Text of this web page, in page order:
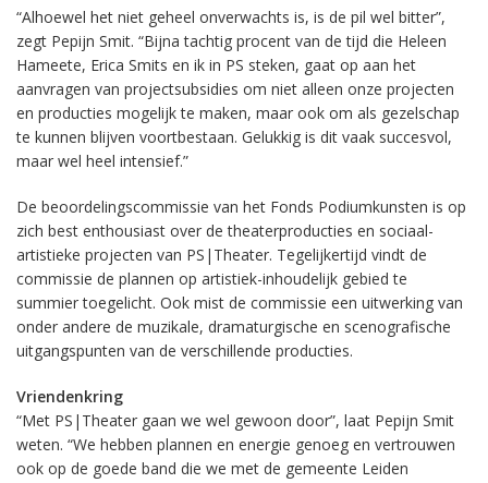
“Alhoewel het niet geheel onverwachts is, is de pil wel bitter”,
zegt Pepijn Smit. “Bijna tachtig procent van de tijd die Heleen
Hameete, Erica Smits en ik in PS steken, gaat op aan het
aanvragen van projectsubsidies om niet alleen onze projecten
en producties mogelijk te maken, maar ook om als gezelschap
te kunnen blijven voortbestaan. Gelukkig is dit vaak succesvol,
maar wel heel intensief.”
De beoordelingscommissie van het Fonds Podiumkunsten is op
zich best enthousiast over de theaterproducties en sociaal-
artistieke projecten van PS|Theater. Tegelijkertijd vindt de
commissie de plannen op artistiek-inhoudelijk gebied te
summier toegelicht. Ook mist de commissie een uitwerking van
onder andere de muzikale, dramaturgische en scenografische
uitgangspunten van de verschillende producties.
Vriendenkring
“Met PS|Theater gaan we wel gewoon door”, laat Pepijn Smit
weten. “We hebben plannen en energie genoeg en vertrouwen
ook op de goede band die we met de gemeente Leiden